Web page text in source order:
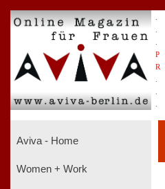
P
R
Aviva - Home
Women + Work